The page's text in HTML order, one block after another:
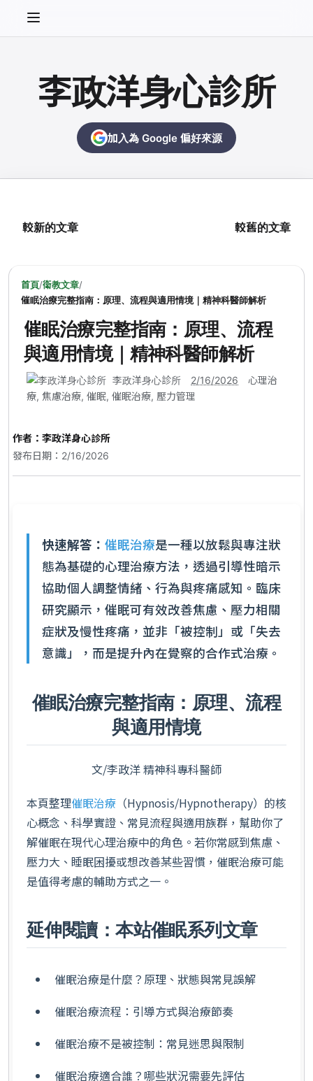
李政洋身心診所
加入為 Google 偏好來源
較新的文章 較舊的文章
首頁/衛教文章/
催眠治療完整指南：原理、流程與適用情境｜精神科醫師解析
催眠治療完整指南：原理、流程
與適用情境｜精神科醫師解析
李政洋身心診所 2/16/2026
心理治
療, 焦慮治療, 催眠, 催眠治療, 壓力管理
作者： 李政洋身心診所
發布日期：2/16/2026
快速解答： 催眠治療是一種以放鬆與專注狀
態為基礎的心理治療方法，透過引導性暗示
協助個人調整情緒、行為與疼痛感知。臨床
研究顯示，催眠可有效改善焦慮、壓力相關
症狀及慢性疼痛，並非「被控制」或「失去
意識」，而是提升內在覺察的合作式治療。
催眠治療完整指南：原理、流程
與適用情境
文/李政洋 精神科專科醫師
本頁整理催眠治療 （Hypnosis/Hypnotherapy）的核
心概念、科學實證、常見流程與適用族群，幫助你了
解催眠在現代心理治療中的角色。若你常感到焦慮、
壓力大、睡眠困擾或想改善某些習慣，催眠治療可能
是值得考慮的輔助方式之一。
延伸閱讀：本站催眠系列文章
催眠治療是什麼？原理、狀態與常見誤解
催眠治療流程：引導方式與治療節奏
催眠治療不是被控制：常見迷思與限制
催眠治療適合誰？哪些狀況需要先評估